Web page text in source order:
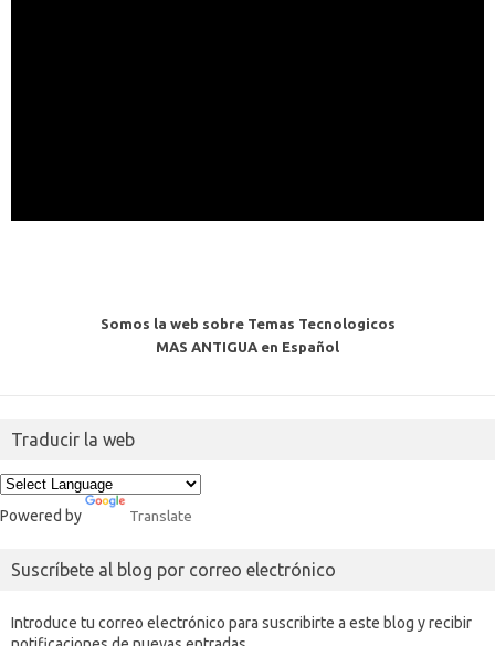
Somos la web sobre Temas Tecnologicos
MAS ANTIGUA en Español
Traducir la web
Powered by Translate
Suscríbete al blog por correo electrónico
Introduce tu correo electrónico para suscribirte a este blog y recibir